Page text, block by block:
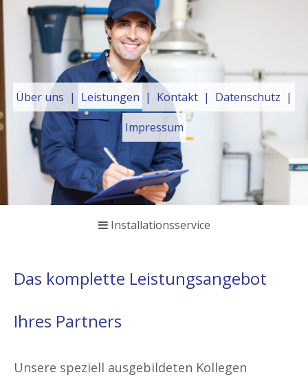
Über uns Leistungen Kontakt
Datenschutz
Impressum
Installationsservice
Das komplette Leistungsangebot
Ihres Partners
Unsere speziell ausgebildeten Kollegen